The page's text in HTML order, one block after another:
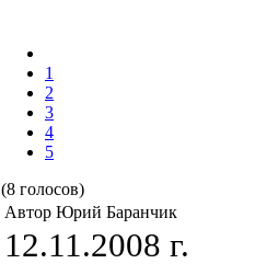
1
2
3
4
5
(8 голосов)
Автор Юрий Баранчик
12.11.2008 г.